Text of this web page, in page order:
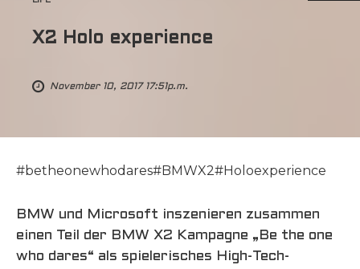
X2 Holo experience
November 10, 2017 17:51p.m.
#betheonewhodares#BMWX2#Holoexperience
BMW und Microsoft inszenieren zusammen
einen Teil der BMW X2 Kampagne „Be the one
who dares“ als spielerisches High-Tech-